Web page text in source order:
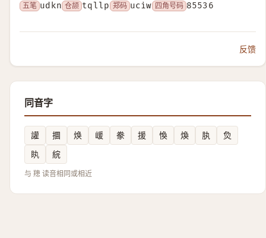
五笔 udkn 仓颉 tqllp 郑码 uciw 四角号码 85536
反馈
同音字
讙 攌 焕 嵈 豢 援 愌 煥 肒
烉
䀓
綄
与 䍺 读音相同或相近